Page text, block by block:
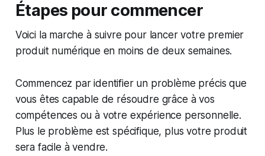
Étapes pour commencer
Voici la marche à suivre pour lancer votre premier
produit numérique en moins de deux semaines.
Commencez par identifier un problème précis que
vous êtes capable de résoudre grâce à vos
compétences ou à votre expérience personnelle.
Plus le problème est spécifique, plus votre produit
sera facile à vendre.